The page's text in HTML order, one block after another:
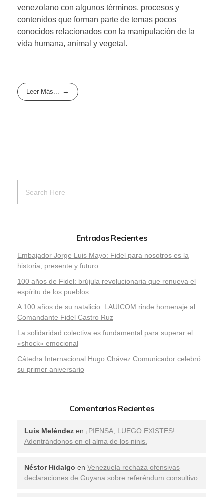
venezolano con algunos términos, procesos y
contenidos que forman parte de temas pocos
conocidos relacionados con la manipulación de la
vida humana, animal y vegetal.
Leer Más...
Entradas Recientes
Embajador Jorge Luis Mayo: Fidel para nosotros es la
historia, presente y futuro
100 años de Fidel: brújula revolucionaria que renueva el
espíritu de los pueblos
A 100 años de su natalicio: LAUICOM rinde homenaje al
Comandante Fidel Castro Ruz
La solidaridad colectiva es fundamental para superar el
«shock» emocional
Cátedra Internacional Hugo Chávez Comunicador celebró
su primer aniversario
Comentarios Recientes
Luis Meléndez en ¡PIENSA, LUEGO EXISTES!
Adentrándonos en el alma de los ninis.
Néstor Hidalgo en Venezuela rechaza ofensivas
declaraciones de Guyana sobre referéndum consultivo